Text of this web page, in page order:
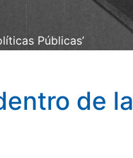
Públicas’
de la